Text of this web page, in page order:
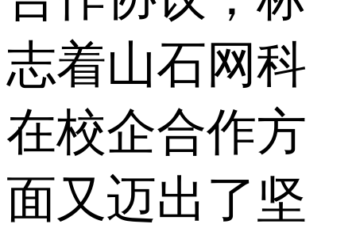
志着山石网科
在校企合作方
面又迈出了坚